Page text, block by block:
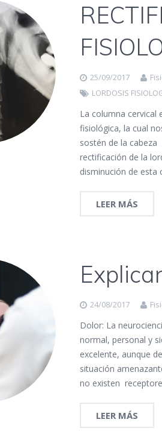
25/09/2017
LORDOSIS
La columna
fisiológica, la cual
sostén de la cabeza
rectificación de la
disminución de esta
LEER MÁS
24/08/2017
Dolor: La
normal, personal y
excelente, aunque
situación
no existen
LEER MÁS